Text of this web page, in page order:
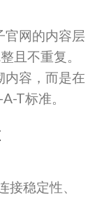
官网的内容层
且不重复。
内容，而是在
T标准。
接稳定性、